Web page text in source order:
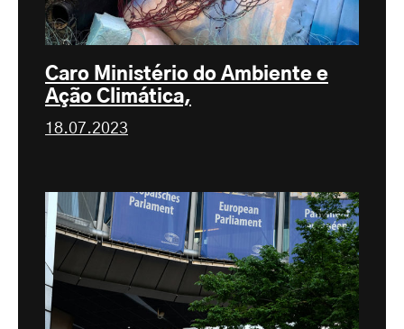
Caro Ministério do Ambiente e
Ação Climática,
18.07.2023